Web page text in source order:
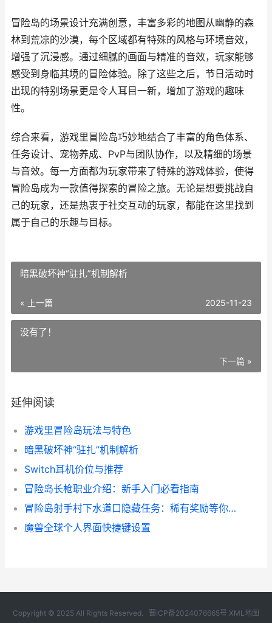
冒险岛的场景设计充满创意，丰富多彩的地图从幽静的森
林到荒凉的沙漠，每个区域都有特殊的风格与环境音效，
增强了沉浸感。通过细腻的画面与精准的音效，玩家能够
感受到身临其境的冒险体验。除了这些之后，节日活动时
出现的特别场景更是令人耳目一新，增加了游戏的趣味
性。
综合来看，游戏里冒险岛巧妙地结合了丰富的角色体系、
任务设计、宠物养成、PvP与团队协作，以及精细的场景
与音效。每一方面都为玩家带来了特殊的游戏体验，使得
冒险岛成为一款值得探索的冒险之旅。无论是想要挑战自
己的玩家，还是热衷于社交互动的玩家，都能在这里找到
属于自己的乐趣与目标。
暗黑破坏神“驻扎”机制解析
« 上一篇 2025-11-23
没有了！
下一篇 »
延伸阅读
游戏里冒险岛玩法与特色
暗黑破坏神“驻扎”机制解析
Switch耳机价位与推荐
冒险岛长枪职业介绍：新手入门必看指南
冒险岛射手村下水道口隐藏任务：稀有奖励等你拿
魔兽全球个人界面快捷键设置
Copyright © 2025 All Rights Reserved. 蜀ICP备2024076665号 XML地图